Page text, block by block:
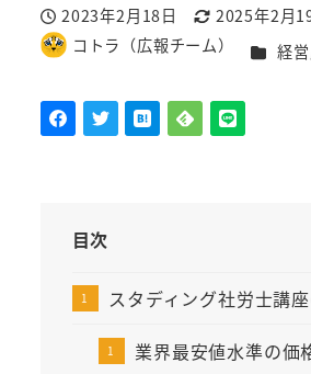
投稿日
2023年2月18日
更新日
2025年2月
著
コトラ（広報チーム） カテゴ
経
目次
スタディング社労士講
業界最安値水準の価